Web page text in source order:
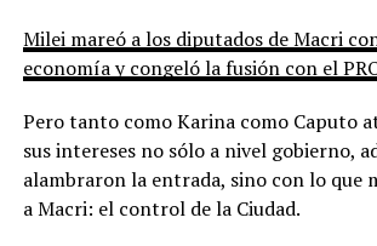
Milei mareó a los diputados de Macri
economía y congeló la fusión con el
Pero tanto como Karina como Caputo
sus intereses no sólo a nivel gobierno,
alambraron la entrada, sino con lo que
a Macri: el control de la Ciudad.